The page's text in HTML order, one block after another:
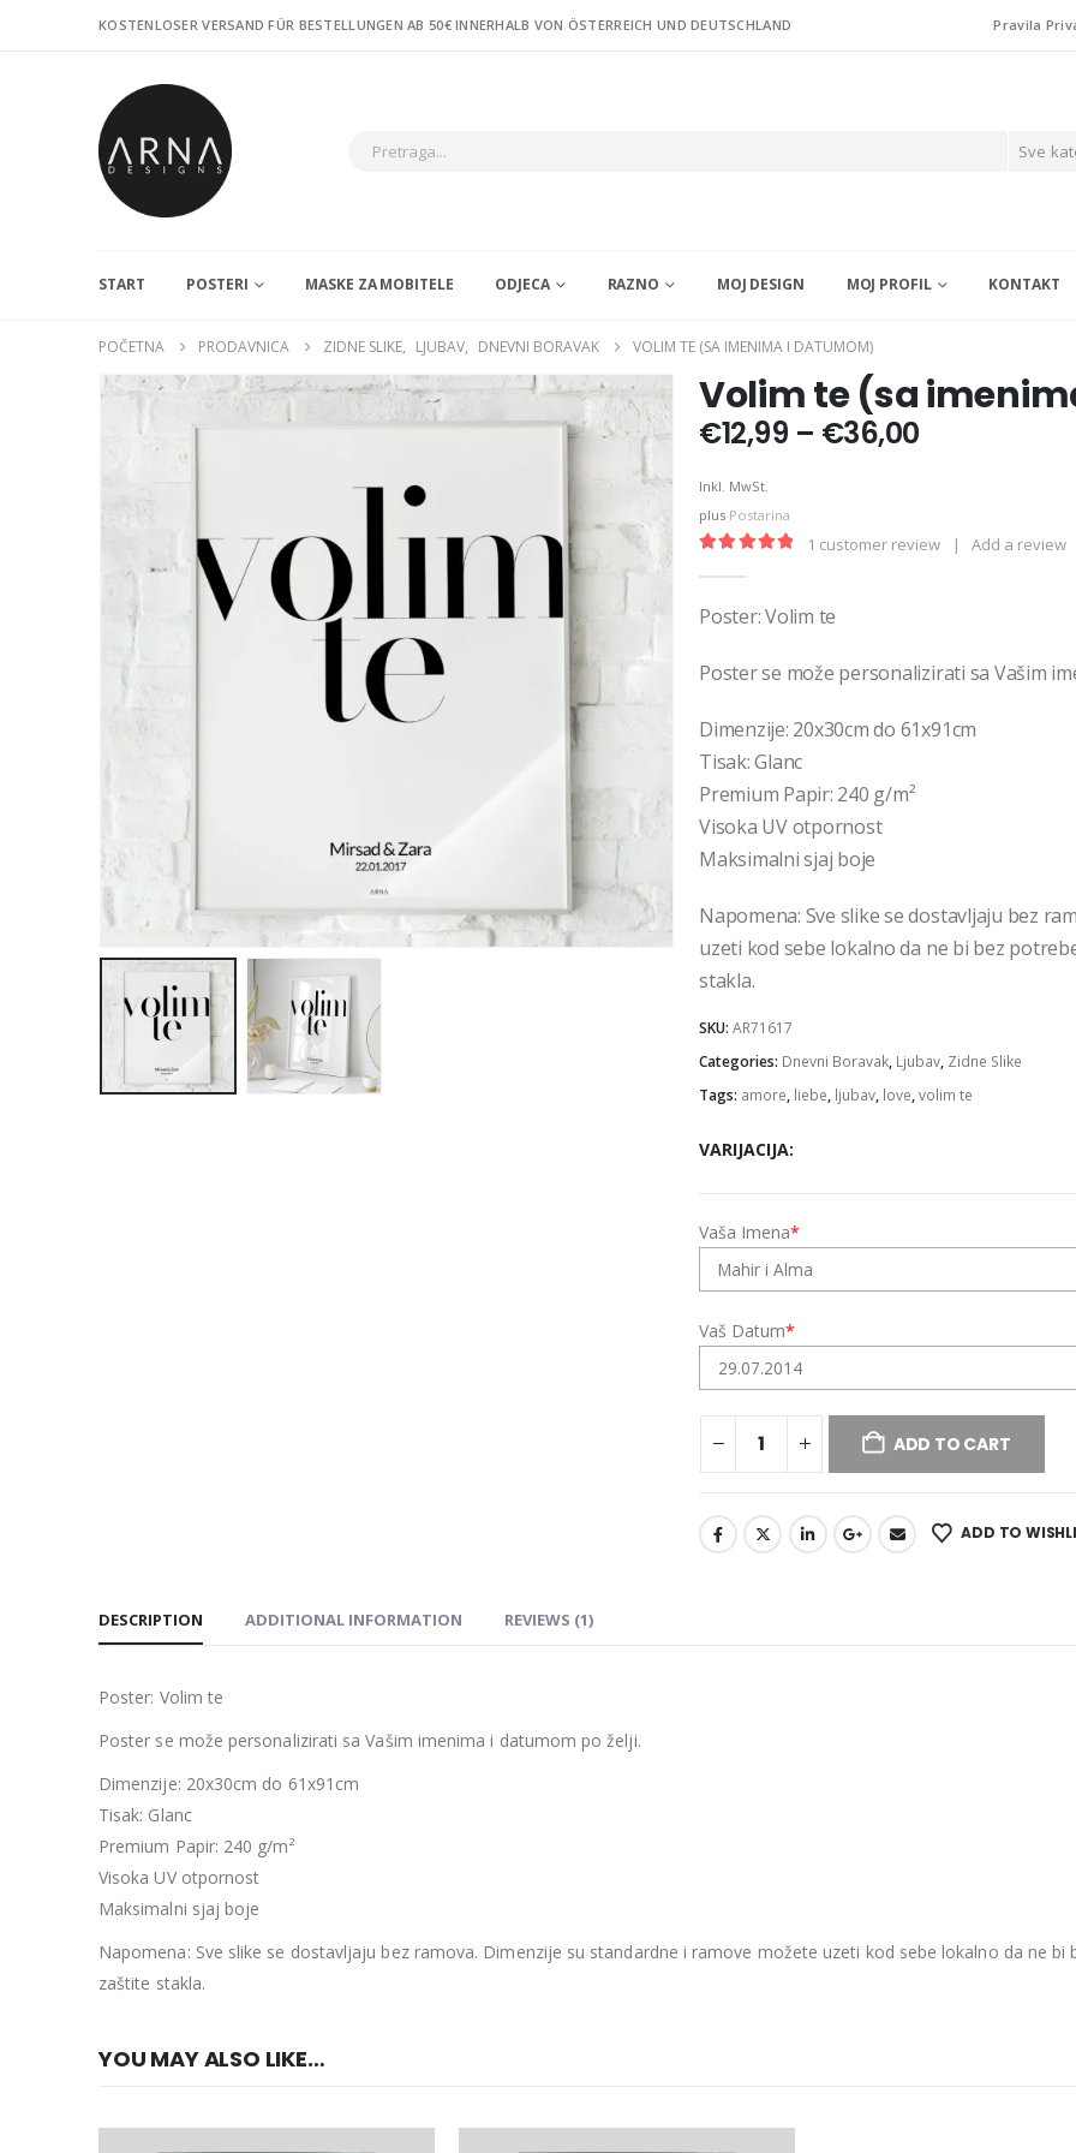
KOSTENLOSER VERSAND FÜR BESTELLUNGEN AB 50€ INNERHALB VON ÖSTERREICH UND DEUTSCHLAND Pravila
Sve
START POSTERI MASKE ZA MOBITELE ODJECA RAZNO MOJ DESIGN MOJ PROFIL KONTAKT
POČETNA PRODAVNICA ZIDNE SLIKE, LJUBAV, DNEVNI BORAVAK VOLIM TE (SA IMENIMA I DATUMOM)
Volim te (sa
€12,99 – €36,00Price
€36,00
Inkl. MwSt.
plus Postarina
1 customer review | Add a review
Poster: Volim te
Poster se može personalizirati sa Vašim
Dimenzije: 20x30cm do 61x91cm
Tisak: Glanc
Premium Papir: 240 g/m²
Visoka UV otpornost
Maksimalni sjaj boje
Napomena: Sve slike se dostavljaju bez
uzeti kod sebe lokalno da ne bi bez
stakla.
SKU: AR71617
Categories: Dnevni Boravak, Ljubav, Zidne Slike
Tags: amore, liebe, ljubav, love,volim te
VARIJACIJA
Vaša Imena*
Vaš Datum*
ADD TO CART
ADD TO
DESCRIPTION ADDITIONAL INFORMATION REVIEWS (1)
Poster: Volim te
Poster se može personalizirati sa Vašim imenima i datumom po želji.
Dimenzije: 20x30cm do 61x91cm
Tisak: Glanc
Premium Papir: 240 g/m²
Visoka UV otpornost
Maksimalni sjaj boje
Napomena: Sve slike se dostavljaju bez ramova. Dimenzije su standardne i ramove možete uzeti kod sebe lokalno da ne
zaštite stakla.
YOU MAY ALSO LIKE…